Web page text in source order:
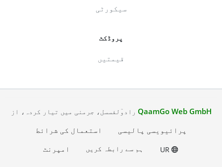
سیکورٹی
پروڈکٹ
قیمتیں
QaamGo Web GmbH
استعمال کی شرائط
پرائیویسی پالیسی
امپرنٹ
ہم سے رابطہ کریں UR